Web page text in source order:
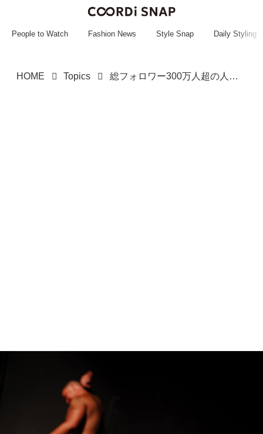
~~~~~~~~~~~
People to Watch Fashion News Style Snap Daily Styling
HOME Topics 総フォロワー300万人超の人気“筋肉インフルエンサー”22歳が突然死 死因めぐり衝撃